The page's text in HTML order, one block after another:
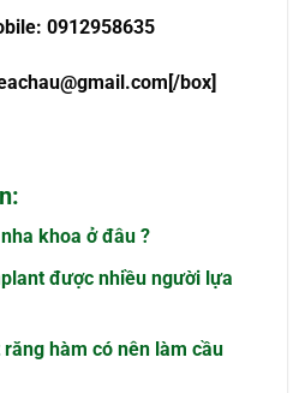
0912958635
[/box]
khoa ở đâu ?
được nhiều người lựa
răng hàm có nên làm cầu